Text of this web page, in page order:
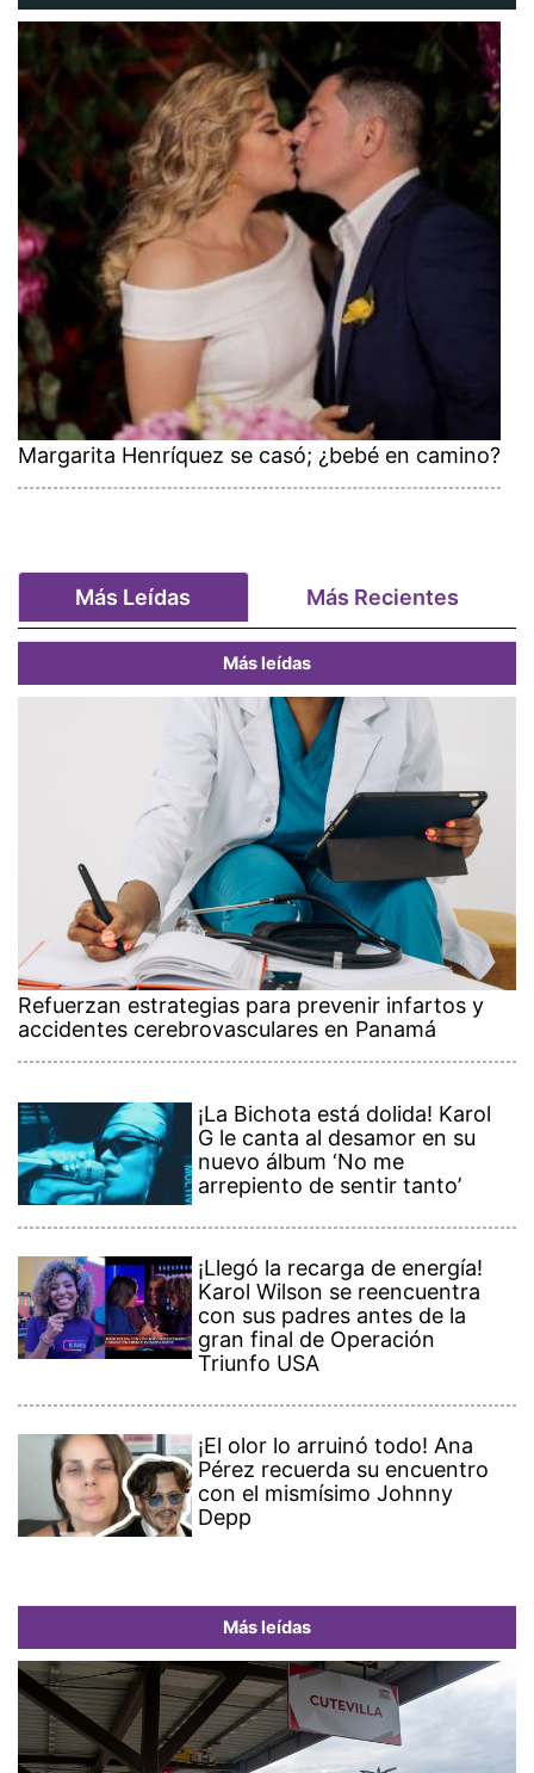
Margarita Henríquez se casó; ¿bebé en camino?
Más Leídas Más Recientes
Más leídas
Refuerzan estrategias para prevenir infartos y
accidentes cerebrovasculares en Panamá
¡La Bichota está dolida! Karol
G le canta al desamor en su
nuevo álbum ‘No me
arrepiento de sentir tanto’
¡Llegó la recarga de energía!
Karol Wilson se reencuentra
con sus padres antes de la
gran final de Operación
Triunfo USA
¡El olor lo arruinó todo! Ana
Pérez recuerda su encuentro
con el mismísimo Johnny
Depp
Más leídas